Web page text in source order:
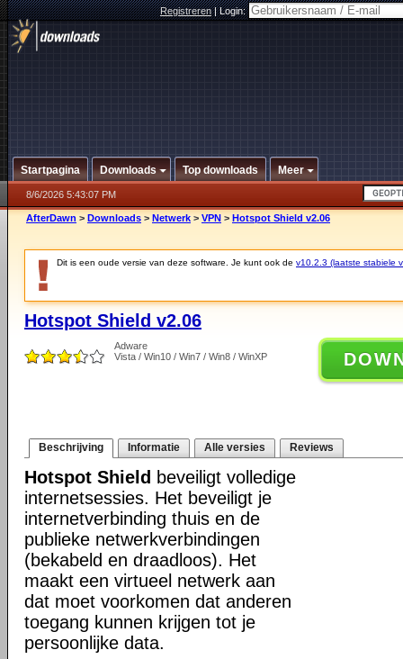
Registreren|Login:
Startpagina Downloads Top downloads Meer
8/6/2026 5:43:07 PM
AfterDawn > Downloads > Netwerk > VPN > Hotspot Shield v2.06
Dit is een oude versie van deze software. Je kunt ook de v10.2.3 (laatste stabiele
Hotspot Shield v2.06
Adware
Vista / Win10 / Win7 / Win8 / WinXP
Beschrijving Informatie Alle versies Reviews
Hotspot Shield beveiligt volledige
internetsessies. Het beveiligt je
internetverbinding thuis en de
publieke netwerkverbindingen
(bekabeld en draadloos). Het
maakt een virtueel netwerk aan
dat moet voorkomen dat anderen
toegang kunnen krijgen tot je
persoonlijke data.